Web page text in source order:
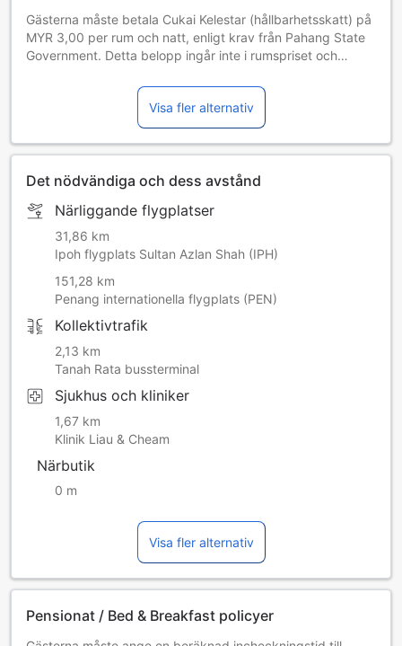
Gästerna måste betala Cukai Kelestar (hållbarhetsskatt) på
MYR 3,00 per rum och natt, enligt krav från Pahang State
Government. Detta belopp ingår inte i rumspriset och
Visa fler alternativ
Det nödvändiga och dess avstånd
Närliggande flygplatser
31,86 km
Ipoh flygplats Sultan Azlan Shah (IPH)
151,28 km
Penang internationella flygplats (PEN)
Kollektivtrafik
2,13 km
Tanah Rata bussterminal
Sjukhus och kliniker
1,67 km
Klinik Liau & Cheam
Närbutik
0 m
Visa fler alternativ
Pensionat / Bed & Breakfast policyer